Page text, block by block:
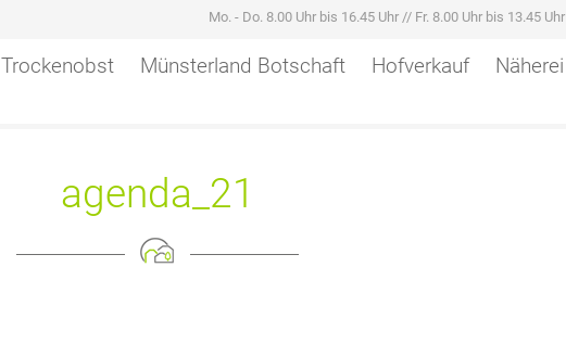
Mo. - Do. 8.00 Uhr bis 16.45 Uhr // Fr. 8.00 Uhr bis 13.45 Uhr
Trockenobst Münsterland Botschaft Hofverkauf Näherei
agenda_21